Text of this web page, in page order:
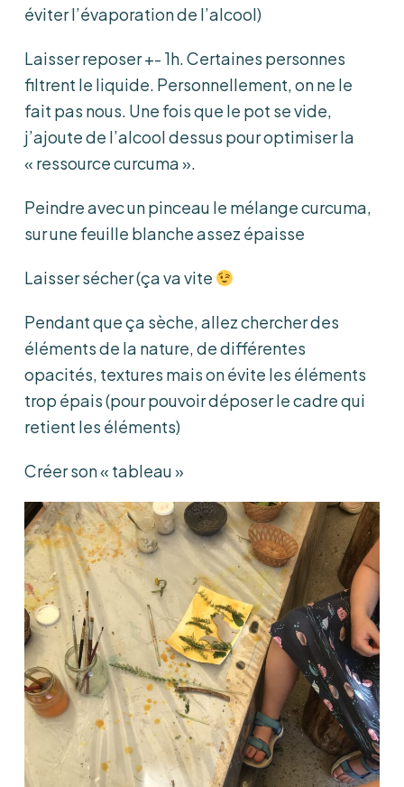
éviter l’évaporation de l’alcool)
Laisser reposer +- 1h. Certaines personnes
filtrent le liquide. Personnellement, on ne le
fait pas nous. Une fois que le pot se vide,
j’ajoute de l’alcool dessus pour optimiser la
« ressource curcuma ».
Peindre avec un pinceau le mélange curcuma,
sur une feuille blanche assez épaisse
Laisser sécher (ça va vite
Pendant que ça sèche, allez chercher des
éléments de la nature, de différentes
opacités, textures mais on évite les éléments
trop épais (pour pouvoir déposer le cadre qui
retient les éléments)
Créer son « tableau »